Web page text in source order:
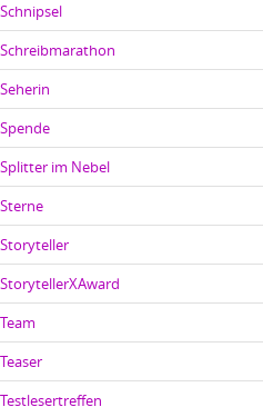
Schnipsel
Schreibmarathon
Seherin
Spende
Splitter im Nebel
Sterne
Storyteller
StorytellerXAward
Team
Teaser
Testlesertreffen